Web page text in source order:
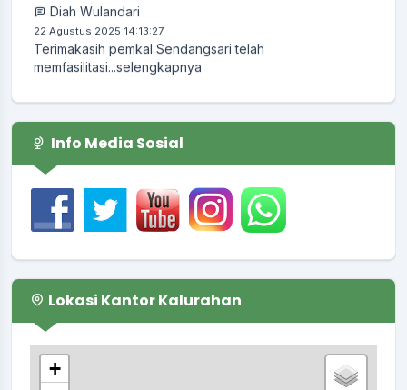
22 Agustus 2025 14:13:27
Terimakasih pemkal Sendangsari telah
memfasilitasi...selengkapnya
Info Media Sosial
Lokasi Kantor Kalurahan
+